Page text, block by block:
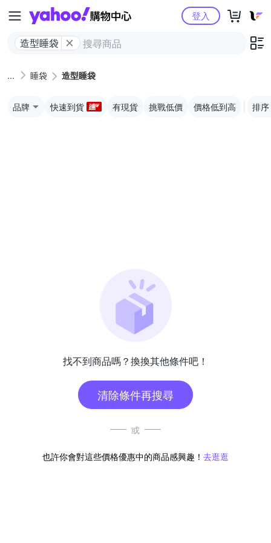
Yahoo購物中心
造型睡袋
登入
睡袋 造型睡袋
品牌 快速到貨 有現貨 挑戰低價 價格低到高 排序
找不到商品嗎？換換其他條件吧！
清除條件再搜尋
或
也許你會對這些價格優惠中的商品感興趣！ 去逛逛